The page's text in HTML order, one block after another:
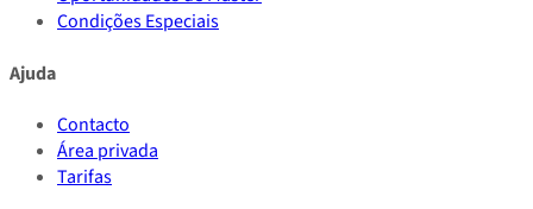
Condições Especiais
Ajuda
Contacto
Área privada
Tarifas